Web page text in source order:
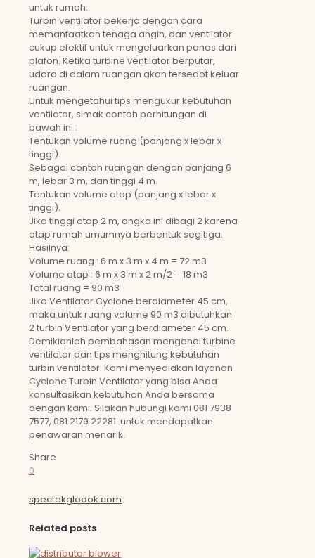
untuk rumah.
Turbin ventilator bekerja dengan cara
memanfaatkan tenaga angin, dan ventilator
cukup efektif untuk mengeluarkan panas dari
plafon. Ketika turbine ventilator berputar,
udara di dalam ruangan akan tersedot keluar
ruangan.
Untuk mengetahui tips mengukur kebutuhan
ventilator, simak contoh perhitungan di
bawah ini :
Tentukan volume ruang (panjang x lebar x
tinggi).
Sebagai contoh ruangan dengan panjang 6
m, lebar 3 m, dan tinggi 4 m.
Tentukan volume atap (panjang x lebar x
tinggi).
Jika tinggi atap 2 m, angka ini dibagi 2 karena
atap rumah umumnya berbentuk segitiga.
Hasilnya:
Volume ruang : 6 m x 3 m x 4 m = 72 m3
Volume atap : 6 m x 3 m x 2 m/2 = 18 m3
Total ruang = 90 m3
Jika Ventilator Cyclone berdiameter 45 cm,
maka untuk ruang volume 90 m3 dibutuhkan
2 turbin Ventilator yang berdiameter 45 cm.
Demikianlah pembahasan mengenai turbine
ventilator dan tips menghitung kebutuhan
turbin ventilator. Kami menyediakan layanan
Cyclone Turbin Ventilator yang bisa Anda
konsultasikan kebutuhan Anda bersama
dengan kami. Silakan hubungi kami 081 7938
7577, 081 2179 22281 untuk mendapatkan
penawaran menarik.
Share
0
spectekglodok.com
Related posts